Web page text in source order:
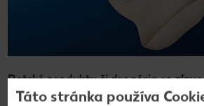
Detské produkty či drogéria so
ponuku -10 % na nákup detského
Táto stránka používa